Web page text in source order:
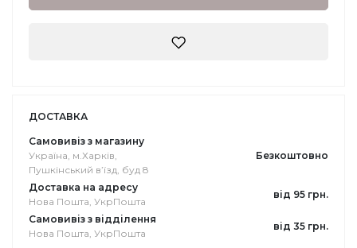
ДОСТАВКА
Самовивіз з магазину
Україна, м.Харків,
Пушкінський в’їзд, буд 8
Безкоштовно
Доставка на адресу
Нова Пошта, УкрПошта
від 95 грн.
Самовивіз з відділення
Нова Пошта, УкрПошта
від 35 грн.